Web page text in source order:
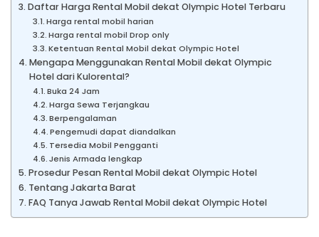
Daftar Harga Rental Mobil dekat Olympic Hotel Terbaru
Harga rental mobil harian
Harga rental mobil Drop only
Ketentuan Rental Mobil dekat Olympic Hotel
Mengapa Menggunakan Rental Mobil dekat Olympic
Hotel dari Kulorental?
Buka 24 Jam
Harga Sewa Terjangkau
Berpengalaman
Pengemudi dapat diandalkan
Tersedia Mobil Pengganti
Jenis Armada lengkap
Prosedur Pesan Rental Mobil dekat Olympic Hotel
Tentang Jakarta Barat
FAQ Tanya Jawab Rental Mobil dekat Olympic Hotel